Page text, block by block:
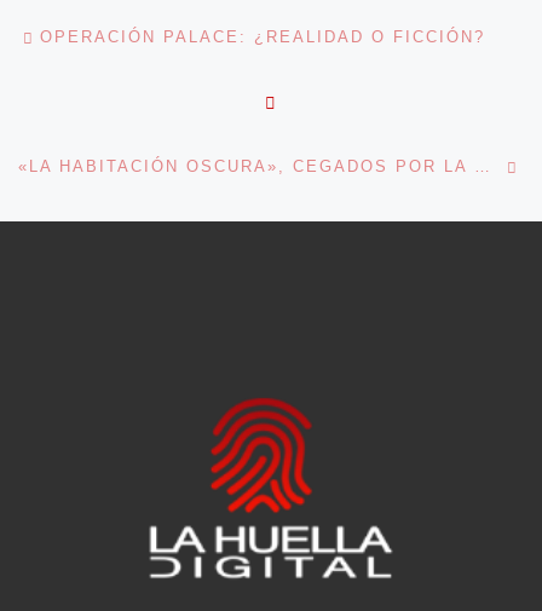
Navegación de entradas
OPERACIÓN PALACE: ¿REALIDAD O FICCIÓN?
«LA HABITACIÓN OSCURA», CEGADOS POR LA CRISIS